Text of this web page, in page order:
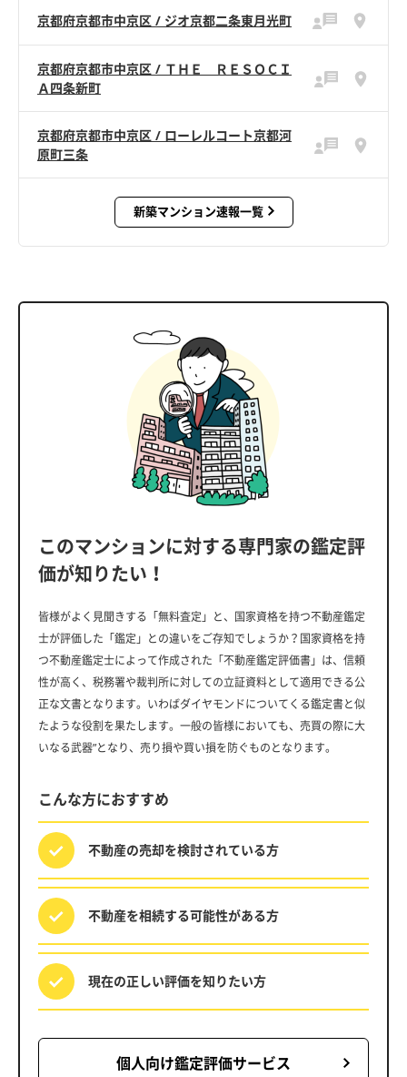
京都府京都市中京区 / ジオ京都二条東月光町
京都府京都市中京区 / ＴＨＥ ＲＥＳＯＣＩ
Ａ四条新町
京都府京都市中京区 / ローレルコート京都河
原町三条
新築マンション速報一覧
このマンションに対する専門家の鑑定評
価が知りたい！
皆様がよく見聞きする「無料査定」と、国家資格を持つ不動産鑑定
士が評価した「鑑定」との違いをご存知でしょうか？国家資格を持
つ不動産鑑定士によって作成された「不動産鑑定評価書」は、信頼
性が高く、税務署や裁判所に対しての立証資料として適用できる公
正な文書となります。いわばダイヤモンドについてくる鑑定書と似
たような役割を果たします。一般の皆様においても、売買の際に大
いなる武器”となり、売り損や買い損を防ぐものとなります。
こんな方におすすめ
不動産の売却を検討されている方
不動産を相続する可能性がある方
現在の正しい評価を知りたい方
個人向け鑑定評価サービス